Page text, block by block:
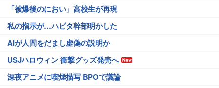
「被爆後のにおい」高校生が再現
私の指示が…ハビタ幹部明かした
AIが人間をだまし虚偽の説明か
USJハロウィン 衝撃グッズ発売へ
深夜アニメに喫煙描写 BPOで議論